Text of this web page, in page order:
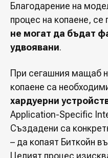
Благодарение на
процес на копаене, се
не могат да бъдат
удвоявани.
При сегашния мащаб
копаене са
хардуерни
Application-Specific
Създадени са
– да копаят Биткойн
Целият процес